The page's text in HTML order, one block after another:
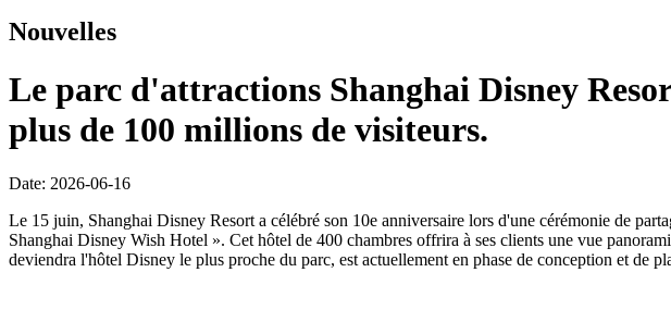
Nouvelles
Le parc d'attractions Shanghai Disney
plus de 100 millions de visiteurs.
Date: 2026-06-16
Le 15 juin, Shanghai Disney Resort a célébré son 10e anniversaire lors d'une cérémonie de
Shanghai Disney Wish Hotel ». Cet hôtel de 400 chambres offrira à ses clients une vue
deviendra l'hôtel Disney le plus proche du parc, est actuellement en phase de conception et de